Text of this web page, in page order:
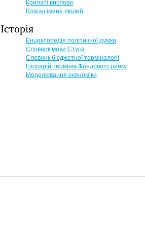
Крилаті вислови
Власні імена людей
Історія
Енциклопедія політичної думки
Словник мови Стуса
Словник бюджетної термінології
Глосарій термінів Фондового ринку
Моделювання економіки